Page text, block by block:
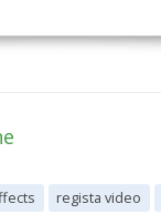
regista video